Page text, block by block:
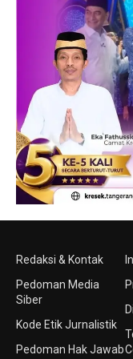
Redaksi & Kontak
Pedoman Media
Siber
Kode Etik Jurnalistik
Pedoman Hak Jawab